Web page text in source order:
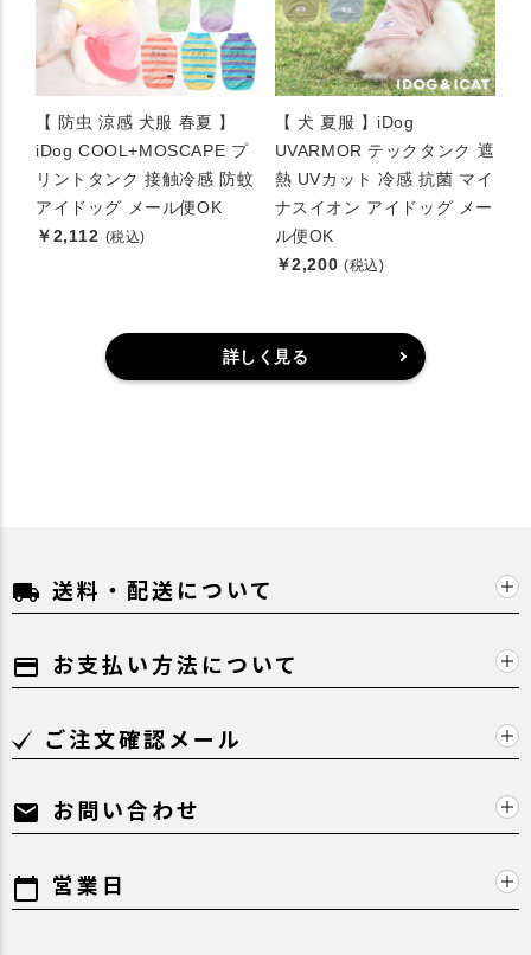
【 防虫 涼感 犬服 春夏 】
iDog COOL+MOSCAPE プ
リントタンク 接触冷感 防蚊
アイドッグ メール便OK
￥2,112 (税込)
【 犬 夏服 】iDog
UVARMOR テックタンク 遮
熱 UVカット 冷感 抗菌 マイ
ナスイオン アイドッグ メー
ル便OK
￥2,200 (税込)
詳しく見る
local_shipping 送料・配送について
payment お支払い方法について
ご注文確認メール
mail お問い合わせ
calendar_today 営業日